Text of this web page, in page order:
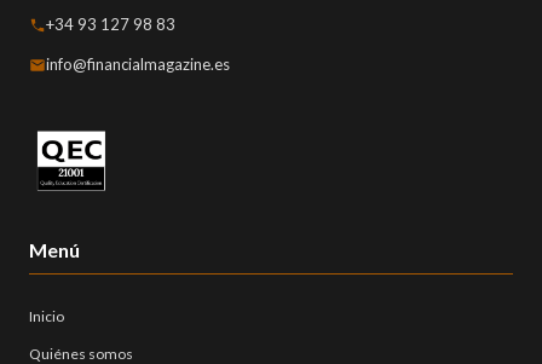
+34 93 127 98 83
info@financialmagazine.es
Menú
Inicio
Quiénes somos